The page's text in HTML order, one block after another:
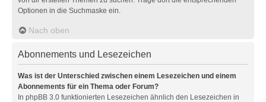
Optionen in die Suchmaske ein.
Nach oben
Abonnements und Lesezeichen
Was ist der Unterschied zwischen einem Lesezeichen und einem
Abonnements für ein Thema oder Forum?
In phpBB 3.0 funktionierten Lesezeichen ähnlich den Lesezeichen in